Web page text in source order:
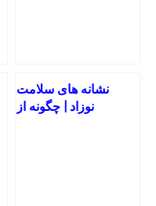
نشانه های سلامت
نوزاد | چگونه از